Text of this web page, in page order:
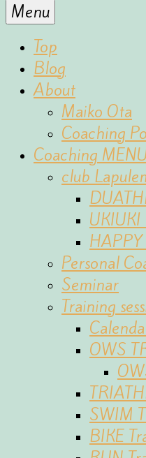
for
the
sports
Menu
Top
Blog
About
Maiko Ota
Coaching
Coaching
club
Personal
Seminar
Training
OWS
SWIM
BIKE